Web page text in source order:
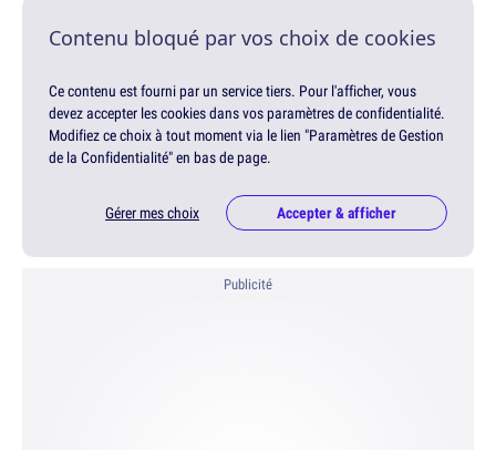
Contenu bloqué par vos choix de cookies
Ce contenu est fourni par un service tiers. Pour l'afficher, vous
devez accepter les cookies dans vos paramètres de confidentialité.
Modifiez ce choix à tout moment via le lien "Paramètres de Gestion
de la Confidentialité" en bas de page.
Gérer mes choix Accepter & afficher
Publicité